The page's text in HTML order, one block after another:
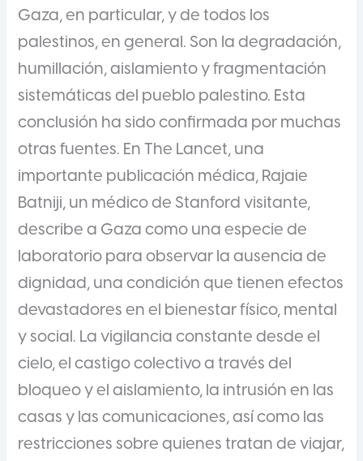
Gaza, en particular, y de todos los
palestinos, en general. Son la degradación,
humillación, aislamiento y fragmentación
sistemáticas del pueblo palestino. Esta
conclusión ha sido confirmada por muchas
otras fuentes. En The Lancet, una
importante publicación médica, Rajaie
Batniji, un médico de Stanford visitante,
describe a Gaza como una especie de
laboratorio para observar la ausencia de
dignidad, una condición que tienen efectos
devastadores en el bienestar físico, mental
y social. La vigilancia constante desde el
cielo, el castigo colectivo a través del
bloqueo y el aislamiento, la intrusión en las
casas y las comunicaciones, así como las
restricciones sobre quienes tratan de viajar,